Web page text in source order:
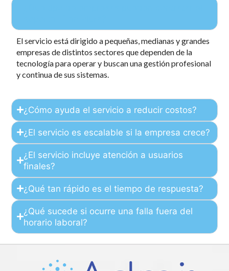
El servicio está dirigido a pequeñas, medianas y grandes
empresas de distintos sectores que dependen de la
tecnología para operar y buscan una gestión profesional
y continua de sus sistemas.
¿Cómo ayuda el servicio a reducir costos?
¿El servicio es escalable si la empresa crece?
¿El servicio incluye atención a usuarios
finales?
¿Qué tan rápido es el tiempo de respuesta?
¿Qué sucede si ocurre una falla fuera del
horario laboral?